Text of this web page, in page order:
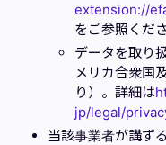
extension://
をご参照くださ
データを取り
メリカ合衆国
り）。詳細は
jp/legal/
当該事業者が講ず